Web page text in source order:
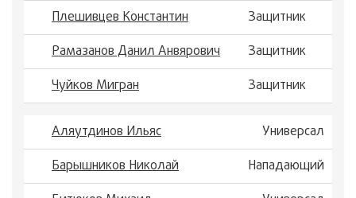
Плешивцев Константин
Защитник
Рамазанов Данил Анвярович
Защитник
Чуйков Мигран
Защитник
Аляутдинов Ильяс
Универсал
Барышников Николай
Нападающий